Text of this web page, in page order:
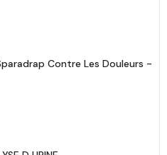
Contre Les Douleurs -